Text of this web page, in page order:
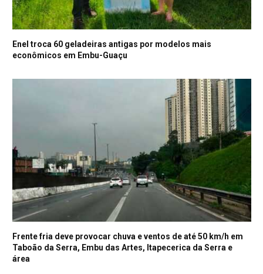
Enel troca 60 geladeiras antigas por modelos mais
econômicos em Embu-Guaçu
Frente fria deve provocar chuva e ventos de até 50 km/h em
Taboão da Serra, Embu das Artes, Itapecerica da Serra e
área